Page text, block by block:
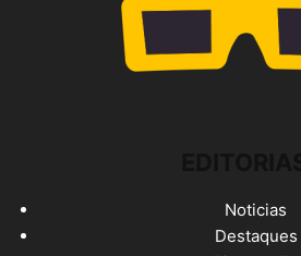
Noticias
Destaques